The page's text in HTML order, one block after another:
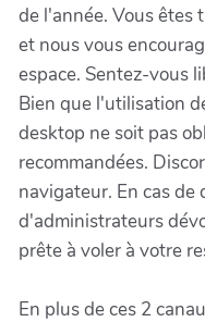
de l'année. Vous êtes
et nous vous
espace. Sentez-vous
Bien que l'utilisation
desktop ne soit pas
recommandées.
navigateur. En cas
d'administrateurs
prête à voler à votre
En plus de ces 2